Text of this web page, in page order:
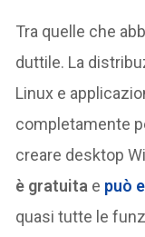
Tra quelle che
duttile. La
Linux e
completamente
creare desktop
è gratuita e può
quasi tutte le